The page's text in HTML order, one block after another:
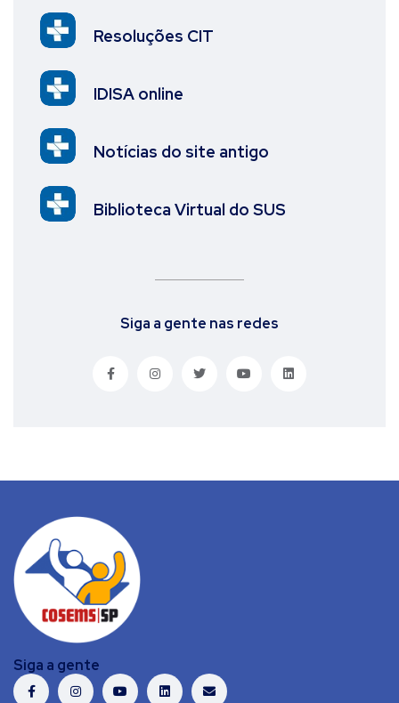
Resoluções CIT
IDISA online
Notícias do site antigo
Biblioteca Virtual do SUS
Siga a gente nas redes
Siga a gente